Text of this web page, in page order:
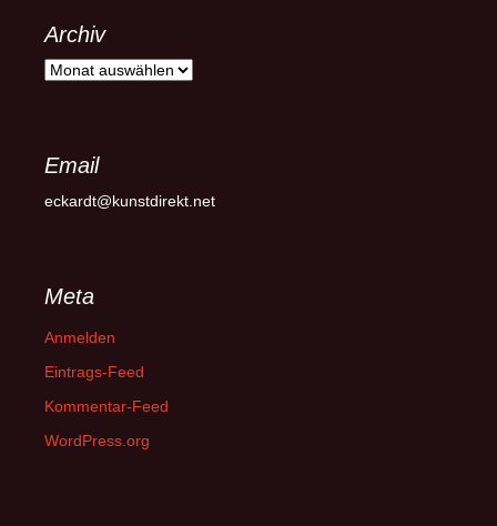
Archiv
Archiv
Email
eckardt@kunstdirekt.net
Meta
Anmelden
Eintrags-Feed
Kommentar-Feed
WordPress.org